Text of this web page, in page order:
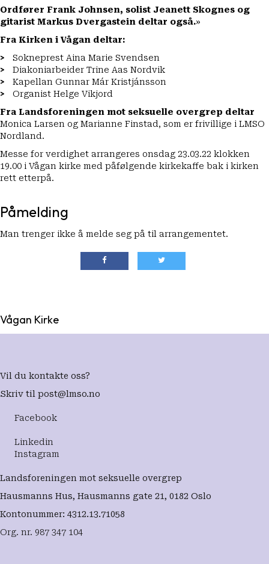
Ordfører Frank Johnsen, solist Jeanett Skognes og
gitarist Markus Dvergastein deltar også.»
Fra Kirken i Vågan deltar:
Sokneprest Aina Marie Svendsen
Diakoniarbeider Trine Aas Nordvik
Kapellan Gunnar Már Kristjánsson
Organist Helge Vikjord
Fra Landsforeningen mot seksuelle overgrep deltar
Monica Larsen og Marianne Finstad, som er frivillige i LMSO
Nordland.
Messe for verdighet arrangeres onsdag 23.03.22 klokken
19.00 i Vågan kirke med påfølgende kirkekaffe bak i kirken
rett etterpå.
Påmelding
Man trenger ikke å melde seg på til arrangementet.
Vågan Kirke
Vil du kontakte oss?
Skriv til post@lmso.no
Facebook
Linkedin
Instagram
Landsforeningen mot seksuelle overgrep
Hausmanns Hus, Hausmanns gate 21, 0182 Oslo
Kontonummer: 4312.13.71058
Org. nr. 987 347 104